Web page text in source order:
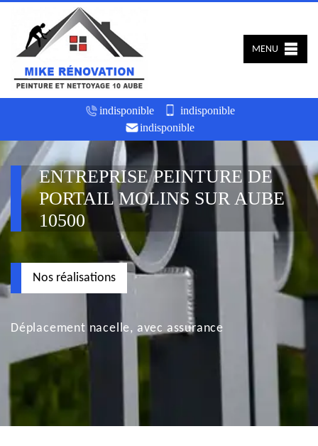
indisponible
indisponible
indisponible
MENU
ENTREPRISE PEINTURE DE
PORTAIL MOLINS SUR AUBE
10500
Nos réalisations
Déplacement nacelle, avec assurance